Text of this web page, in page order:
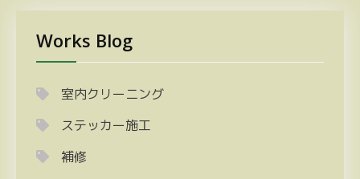
Works Blog
室内クリーニング
ステッカー施工
補修